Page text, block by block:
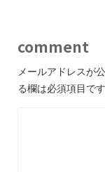
comment
メールアドレスが
る欄は必須項目です